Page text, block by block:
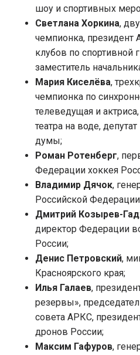
шоу и спортивных
Светлана Хоркина,
чемпионка, президент
клубов по спортивной
заместитель
Мария Киселёва,
чемпионка по
телеведущая и
театра на воде,
думы;
Роман Ротенберг,
Федерации хоккея
Владимир Дячок,
Российской Федерации
Дмитрий Козырев-
директор Федерации
России;
Денис Петровский,
Красноярского края;
Илья Галаев,
резервы»,
совета АРКС,
дронов России;
Максим Гафуров,